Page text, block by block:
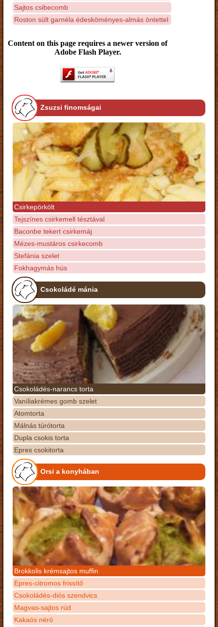
Sajtos csibecomb
Roston sült garnéla édesköményes-almás öntettel
Content on this page requires a newer version of
Adobe Flash Player.
Zsuzsi finomságai
Csirkepörkölt
Tejszínes csirkemell tésztával
Baconbe tekert csirkemáj
Mézes-mustáros csirkecomb
Stefánia szelet
Fokhagymás hús
Csokoládé mánia
Csokoládés-narancs torta
Vaníliakrémes gomb szelet
Atomtorta
Málnás túrótorta
Dupla csokis torta
Epres csokitorta
Orsi a konyhában
Brokkolis krémsajtos muffin
Epres-citromos frissítő
Csokoládés-diós szendvics
Magvas-sajtos rúd
Kakaós néró